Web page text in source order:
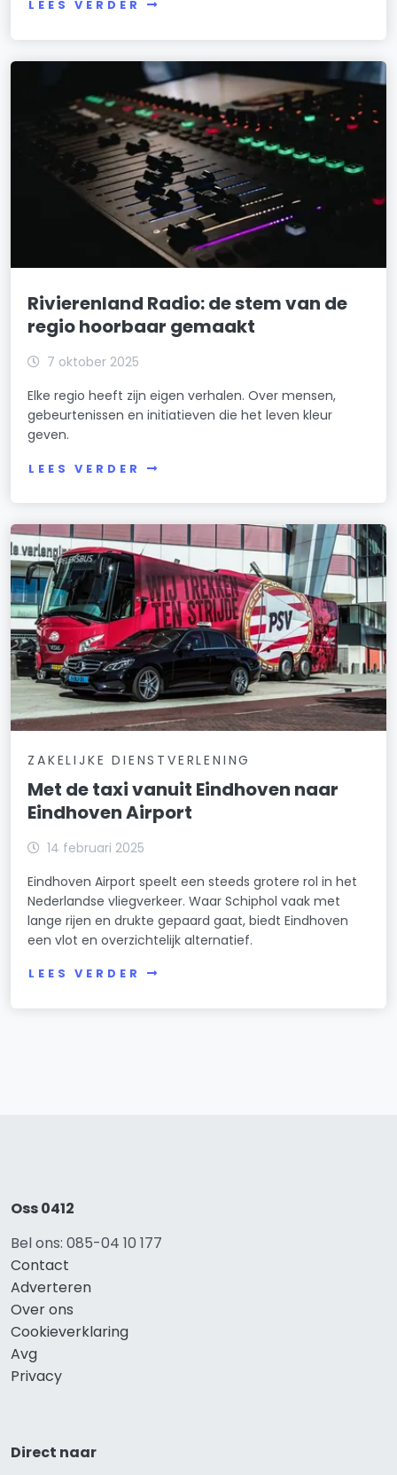
LEES VERDER
Rivierenland Radio: de stem van de
regio hoorbaar gemaakt
7 oktober 2025
Elke regio heeft zijn eigen verhalen. Over mensen,
gebeurtenissen en initiatieven die het leven kleur
geven.
LEES VERDER
ZAKELIJKE DIENSTVERLENING
Met de taxi vanuit Eindhoven naar
Eindhoven Airport
14 februari 2025
Eindhoven Airport speelt een steeds grotere rol in het
Nederlandse vliegverkeer. Waar Schiphol vaak met
lange rijen en drukte gepaard gaat, biedt Eindhoven
een vlot en overzichtelijk alternatief.
LEES VERDER
Oss 0412
Bel ons: 085-04 10 177
Contact
Adverteren
Over ons
Cookieverklaring
Avg
Privacy
Direct naar